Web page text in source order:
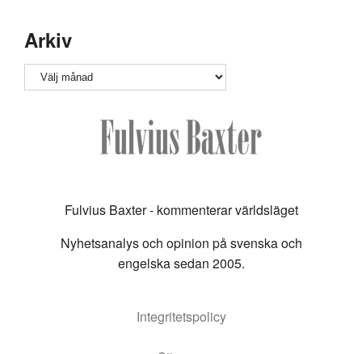
Arkiv
Arkiv
Fulvius Baxter - kommenterar världsläget
Nyhetsanalys och opinion på svenska och
engelska sedan 2005.
Integritetspolicy